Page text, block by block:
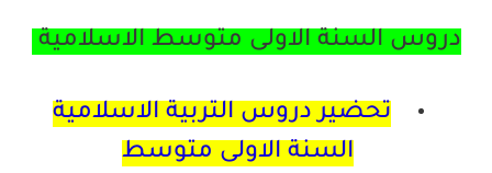
دروس السنة الاولى متوسط الاسلامية
تحضير دروس التربية الاسلامية
السنة الاولى متوسط